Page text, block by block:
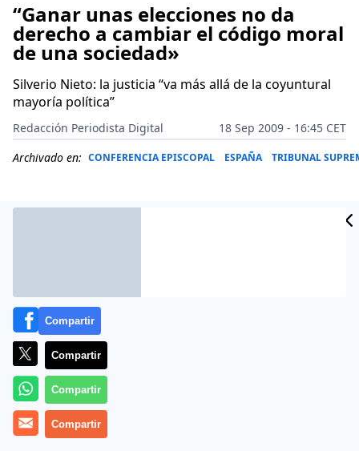
“Ganar unas elecciones no da
derecho a cambiar el código moral
de una sociedad»
Silverio Nieto: la justicia “va más allá de la coyuntural
mayoría política”
Redacción Periodista Digital
18 Sep 2009 - 16:45 CET
Archivado en: CONFERENCIA EPISCOPAL ESPAÑA TRIBUNAL
«Ganar unas elecciones no da derecho a cambiar el código
moral de una sociedad. Quien gana unas elecciones no
Compartir
Compartir
Compartir
Compartir